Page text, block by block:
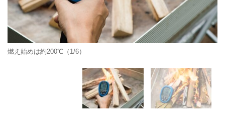
燃え始めは約200℃（1/6）